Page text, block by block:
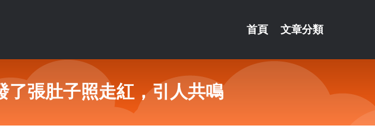
首頁 文章分類
張肚子照走紅，引人共鳴